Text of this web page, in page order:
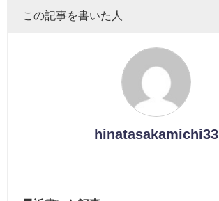
この記事を書いた人
hinatasakamichi33